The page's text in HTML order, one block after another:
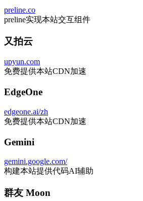
preline.co
preline实现本站交互组件
又拍云
upyun.com
免费提供本站CDN加速
EdgeOne
edgeone.ai/zh
免费提供本站CDN加速
Gemini
gemini.google.com/
构建本站提供代码AI辅助
群友 Moon